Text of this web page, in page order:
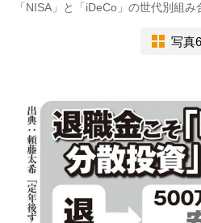
「NISA」と「iDeCo」の世代別組み
写真